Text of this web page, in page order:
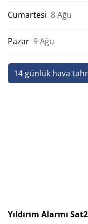
Cumartesi 8 Ağu
Pazar 9 Ağu
14 günlük hava
Yıldırım Alarmı